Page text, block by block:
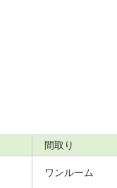
間取り
ワンルーム